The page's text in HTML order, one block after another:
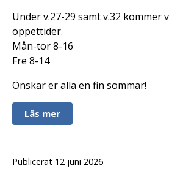
Under v.27-29 samt v.32 kommer
öppettider.
Mån-tor 8-16
Fre 8-14
Önskar er alla en fin sommar!
Läs mer
Publicerat 12 juni 2026